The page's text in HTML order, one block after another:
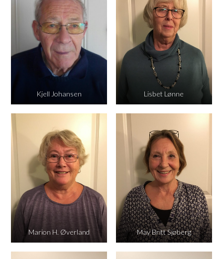
Kjell Johansen Lisbet Lønne
Marion H. Øverland May Britt Sjøberg